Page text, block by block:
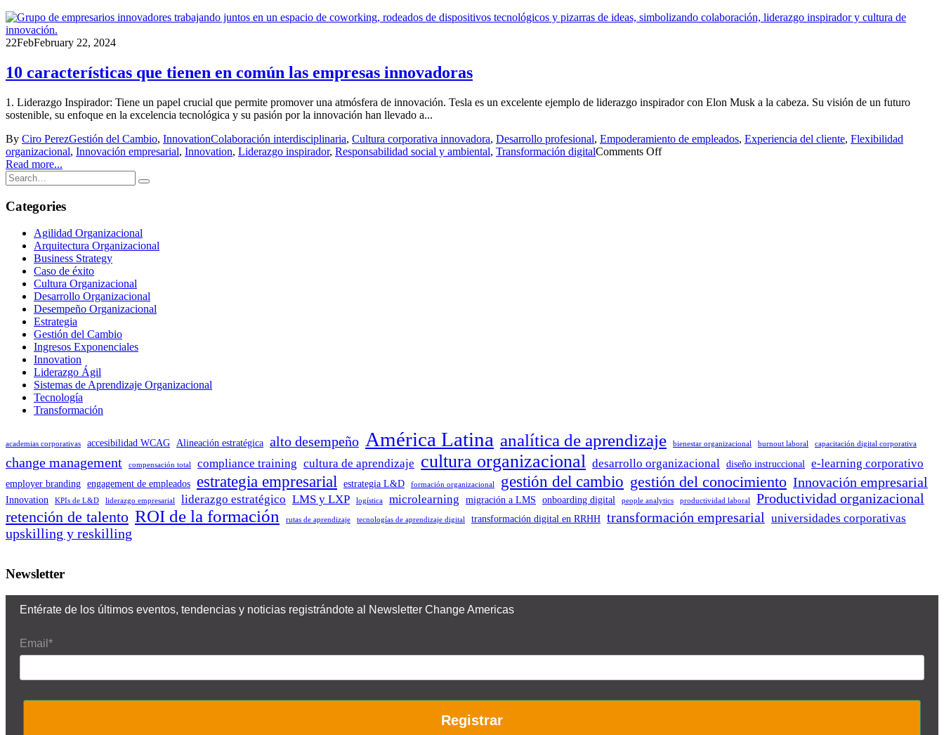
22FebFebruary 22, 2024
10 características que tienen en común las empresas innovadoras
1. Liderazgo Inspirador: Tiene un papel crucial que permite promover una atmósfera de innovación. Tesla es un excelente ejemplo de liderazgo inspirador con Elon Musk a la cabeza. Su visión de un futuro
sostenible, su enfoque en la excelencia tecnológica y su pasión por la innovación han llevado a...
By Ciro PerezGestión del Cambio, InnovationColaboración interdisciplinaria, Cultura corporativa innovadora, Desarrollo profesional, Empoderamiento de empleados, Experiencia del cliente, Flexibilidad
organizacional, Innovación empresarial, Innovation, Liderazgo inspirador, Responsabilidad social y ambiental, Transformación digitalComments Off
Read more...
Categories
Agilidad Organizacional
Arquitectura Organizacional
Business Strategy
Caso de éxito
Cultura Organizacional
Desarrollo Organizacional
Desempeño Organizacional
Estrategia
Gestión del Cambio
Ingresos Exponenciales
Innovation
Liderazgo Ágil
Sistemas de Aprendizaje Organizacional
Tecnología
Transformación
academias corporativas accesibilidad WCAG Alineación estratégica alto desempeño América Latina analítica de aprendizaje bienestar organizacional burnout laboral capacitación digital corporativa
change management compensación total compliance training cultura de aprendizaje cultura organizacional desarrollo organizacional diseño instruccional e-learning corporativo
employer branding engagement de empleados estrategia empresarial estrategia L&D formación organizacional gestión del cambio gestión del conocimiento Innovación empresarial
Innovation KPIs de L&D liderazgo empresarial liderazgo estratégico LMS y LXP logística microlearning migración a LMS onboarding digital people analytics productividad laboral Productividad organizacional
retención de talento ROI de la formación rutas de aprendizaje tecnologías de aprendizaje digital transformación digital en RRHH transformación empresarial universidades corporativas
upskilling y reskilling
Newsletter
Entérate de los últimos eventos, tendencias y noticias registrándote al Newsletter Change Americas
Email*
Registrar